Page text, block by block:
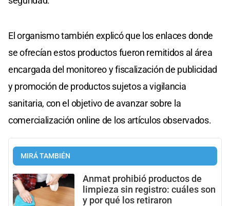
El organismo también explicó que los enlaces donde
se ofrecían estos productos fueron remitidos al área
encargada del monitoreo y fiscalización de publicidad
y promoción de productos sujetos a vigilancia
sanitaria, con el objetivo de avanzar sobre la
comercialización online de los artículos observados.
MIRÁ TAMBIÉN
Anmat prohibió productos de
limpieza sin registro: cuáles son
y por qué los retiraron